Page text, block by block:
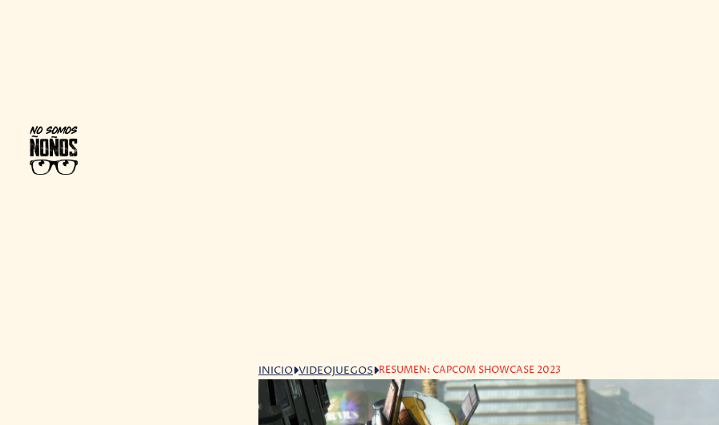
INICIO VIDEOJUEGOS RESUMEN: CAPCOM SHOWCASE 2023